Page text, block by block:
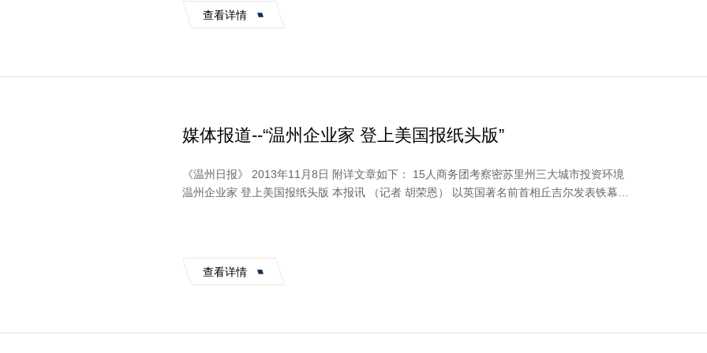
查看详情
媒体报道--“温州企业家 登上美国报纸头版”
《温州日报》 2013年11月8日 附详文章如下： 15人商务团考察密苏里州三大城市投资环境
温州企业家 登上美国报纸头版 本报讯 （记者 胡荣恩） 以英国著名前首相丘吉尔发表铁幕演
查看详情